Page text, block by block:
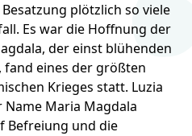
plötzlich so viele
Es war die Hoffnung der
der einst blühenden
fand eines der größten
Krieges statt. Luzia
Maria Magdala
Befreiung und die